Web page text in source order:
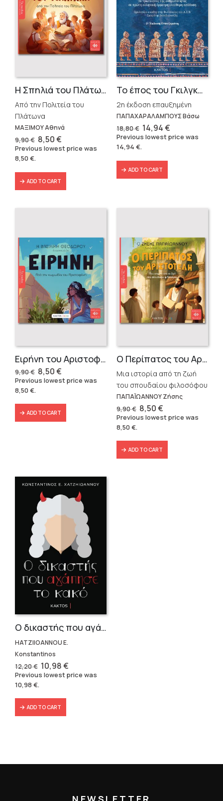
Η Σπηλιά του Πλάτωνα
Από την Πολιτεία του
Πλάτωνα
ΜΑΞΙΜΟΥ Αθηνά
9,90€ Original
price
was:
8,50€Current
price
is:
Previous lowest price was
8,50€.
ADD TO CART
Το έπος του Γκιλγκαμές
2η έκδοση επαυξημένη
ΠΑΠΑΧΑΡΑΛΑΜΠΟΥΣ Βάσω
18,80€ Original
price
was:
18,80 €.
14,94€Current
price
is:
Previous lowest price was
14,94 €.
ADD TO CART
Ειρήνη του Αριστοφάνη
9,90€ Original
price
was:
8,50€Current
price
is:
Previous lowest price was
8,50€.
ADD TO CART
Ο Περίπατος του Αριστοτέλη
Μια ιστορία από τη ζωή
του σπουδαίου φιλοσόφου
ΠΑΠΑΪΩΑΝΝΟΥ Ζήσης
9,90€ Original
price
was:
8,50€Current
price
is:
Previous lowest price was
8,50€.
ADD TO CART
Ο δικαστής που αγάπησε το κακό
HATZIIOANNOU E.
Konstantinos
12,20€ Original
price
was:
10,98€Current
price
is:
Previous lowest price was
10,98 €.
ADD TO CART